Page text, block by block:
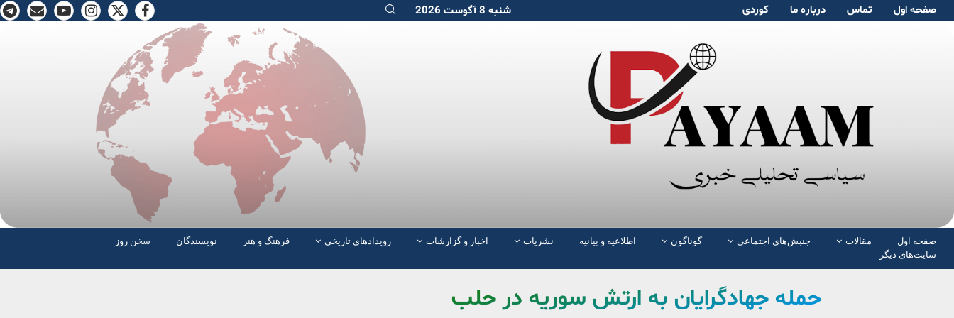
صفحە اول تماس دربارە ما کوردی شنبه 8 آگوست 2026
صفحە اول مقالات جنبش‌های اجتماعی گوناگون اطلاعیه و بیانیه نشریات اخبار و گزارشات رویدادهای تاریخی فرهنگ و هنر نویسندگان
سخن روز
سایت‌های دیگر
حمله جهادگرایان به ارتش سوریه در حلب